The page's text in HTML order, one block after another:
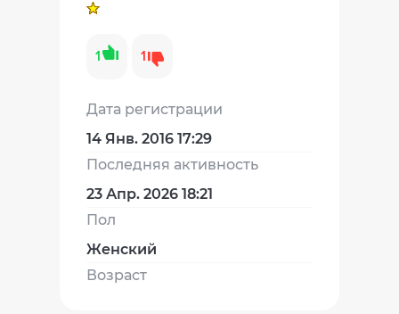
1 1
Дата регистрации
14 Янв. 2016 17:29
Последняя активность
23 Апр. 2026 18:21
Пол
Женский
Возраст